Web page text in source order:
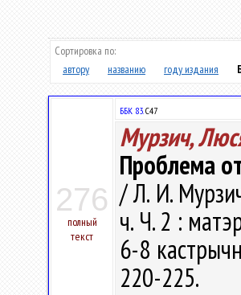
Сортировка по:
автору
названию году издания
276
полный
текст
ББК 83.С47
Мурзич,
Проблема
/ Л. И.
ч. Ч. 2 :
6-8
220-225.